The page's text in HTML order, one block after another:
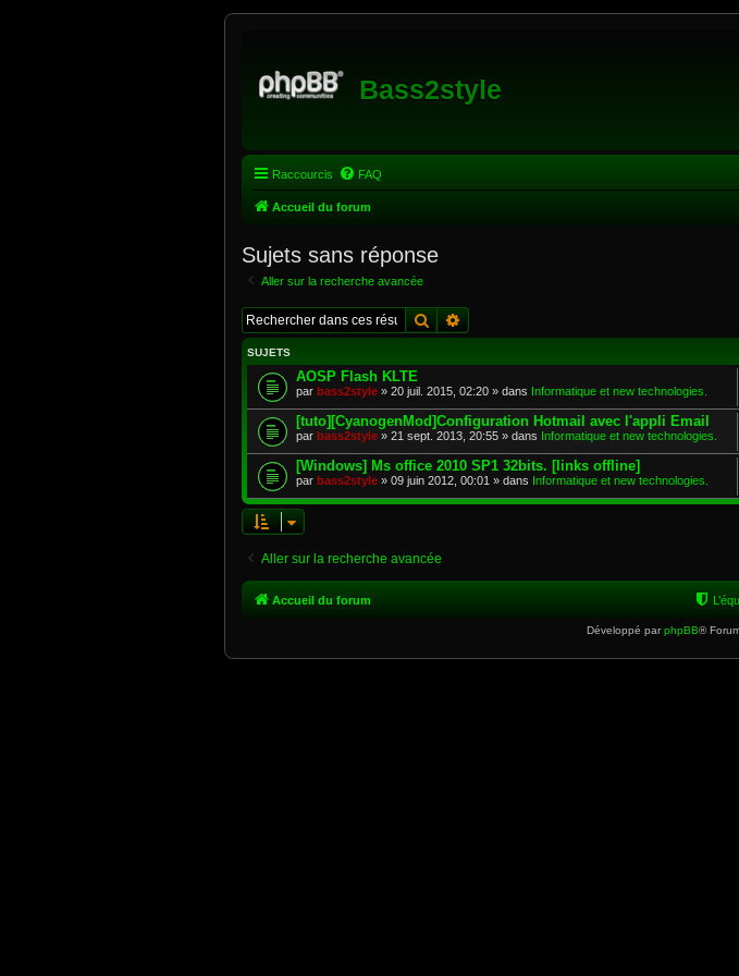
Bass2style
Raccourcis FAQ
Accueil du forum
Sujets sans réponse
Aller sur la recherche avancée
Rechercher
SUJETS
AOSP Flash KLTE
par bass2style » 20 juil. 2015, 02:20 » dans Informatique et new technologies.
[tuto][CyanogenMod]Configuration Hotmail avec l'appli Email
par bass2style » 21 sept. 2013, 20:55 » dans Informatique et new technologies.
[Windows] Ms office 2010 SP1 32bits. [links offline]
par bass2style » 09 juin 2012, 00:01 » dans Informatique et new technologies.
Aller sur la recherche avancée
Accueil du forum
Développé parphpBB®